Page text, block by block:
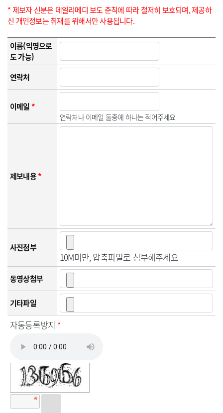
* 제보자 신분은 데일리메디 보도 준칙에 따라 철저히 보호되며, 제공하
신 개인정보는 취재를 위해서만 사용됩니다.
이름(익명으로
도 가능)
연락처
이메일*
연락처나 이메일 둘중에 하나는 적어주세요
제보내용*
사진첨부
10M미만, 압축파일로 첨부해주세요
동영상첨부
기타파일
자동등록방지 *